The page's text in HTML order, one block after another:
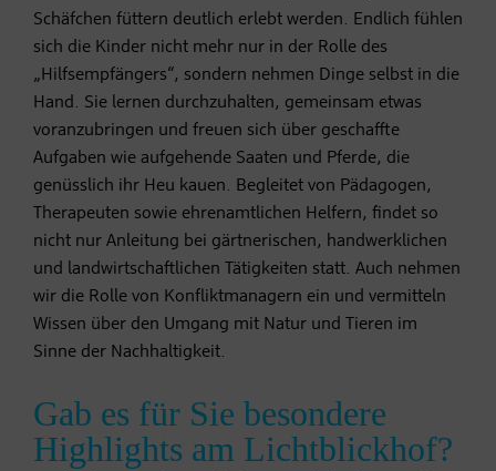
Schäfchen füttern deutlich erlebt werden. Endlich fühlen
sich die Kinder nicht mehr nur in der Rolle des
„Hilfsempfängers“, sondern nehmen Dinge selbst in die
Hand. Sie lernen durchzuhalten, gemeinsam etwas
voranzubringen und freuen sich über geschaffte
Aufgaben wie aufgehende Saaten und Pferde, die
genüsslich ihr Heu kauen. Begleitet von Pädagogen,
Therapeuten sowie ehrenamtlichen Helfern, findet so
nicht nur Anleitung bei gärtnerischen, handwerklichen
und landwirtschaftlichen Tätigkeiten statt. Auch nehmen
wir die Rolle von Konfliktmanagern ein und vermitteln
Wissen über den Umgang mit Natur und Tieren im
Sinne der Nachhaltigkeit.
Gab es für Sie besondere
Highlights am Lichtblickhof?